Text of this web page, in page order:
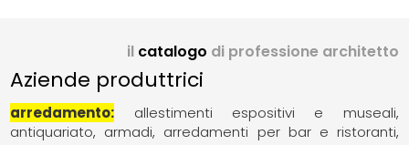
il catalogo di professione architetto
Aziende produttrici
arredamento
allestimenti espositivi e museali
antiquariato
armadi
arredamenti per bar e ristoranti